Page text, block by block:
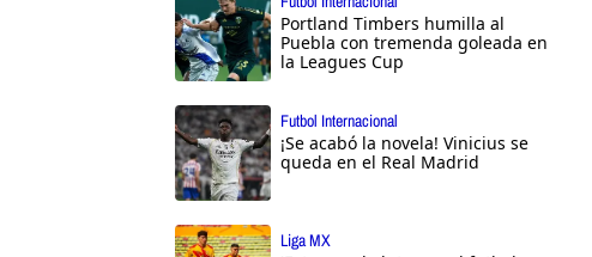
Portland Timbers humilla al
Puebla con tremenda goleada en
la Leagues Cup
Futbol Internacional
¡Se acabó la novela! Vinicius se
queda en el Real Madrid
Liga MX